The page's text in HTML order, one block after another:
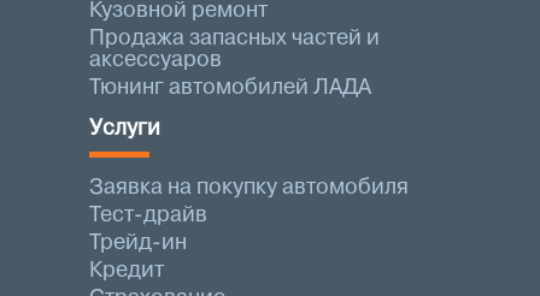
Кузовной ремонт
Продажа запасных частей и
аксессуаров
Тюнинг автомобилей ЛАДА
Услуги
Заявка на покупку автомобиля
Тест-драйв
Трейд-ин
Кредит